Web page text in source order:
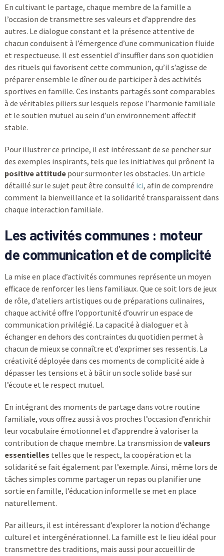
En cultivant le partage, chaque membre de la famille a
l’occasion de transmettre ses valeurs et d’apprendre des
autres. Le dialogue constant et la présence attentive de
chacun conduisent à l’émergence d’une communication fluide
et respectueuse. Il est essentiel d’insuffler dans son quotidien
des rituels qui favorisent cette communion, qu’il s’agisse de
préparer ensemble le dîner ou de participer à des activités
sportives en famille. Ces instants partagés sont comparables
à de véritables piliers sur lesquels repose l’harmonie familiale
et le soutien mutuel au sein d’un environnement affectif
stable.
Pour illustrer ce principe, il est intéressant de se pencher sur
des exemples inspirants, tels que les initiatives qui prônent la
positive attitudepour surmonter les obstacles. Un article
détaillé sur le sujet peut être consulté ici, afin de comprendre
comment la bienveillance et la solidarité transparaissent dans
chaque interaction familiale.
Les activités communes : moteur
de communication et de complicité
La mise en place d’activités communes représente un moyen
efficace de renforcer les liens familiaux. Que ce soit lors de jeux
de rôle, d’ateliers artistiques ou de préparations culinaires,
chaque activité offre l’opportunité d’ouvrir un espace de
communication privilégié. La capacité à dialoguer et à
échanger en dehors des contraintes du quotidien permet à
chacun de mieux se connaître et d’exprimer ses ressentis. La
créativité déployée dans ces moments de complicité aide à
dépasser les tensions et à bâtir un socle solide basé sur
l’écoute et le respect mutuel.
En intégrant des moments de partage dans votre routine
familiale, vous offrez aussi à vos proches l’occasion d’enrichir
leur vocabulaire émotionnel et d’apprendre à valoriser la
contribution de chaque membre. La transmission de valeurs
essentielles telles que le respect, la coopération et la
solidarité se fait également par l’exemple. Ainsi, même lors de
tâches simples comme partager un repas ou planifier une
sortie en famille, l’éducation informelle se met en place
naturellement.
Par ailleurs, il est intéressant d’explorer la notion d’échange
culturel et intergénérationnel. La famille est le lieu idéal pour
transmettre des traditions, mais aussi pour accueillir de